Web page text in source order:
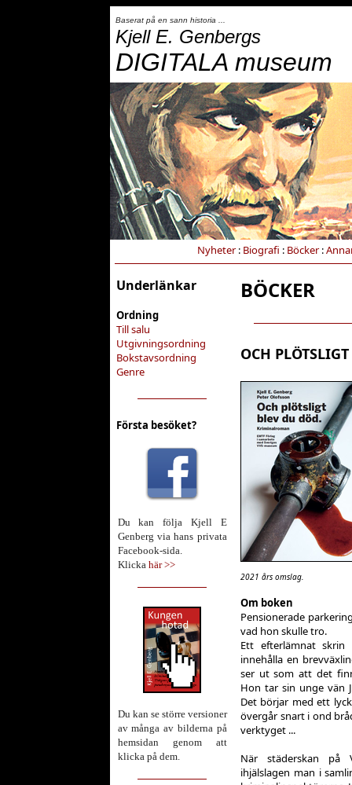
Baserat på en sann historia ...
Kjell E. Genbergs
DIGITALA museum
Nyheter: Biografi : Böcker:
Underlänkar
Ordning
Till salu
Utgivningsordning
Bokstavsordning
Genre
Första besöket?
Du kan följa Kjell E
Genberg via hans privata
Facebook-sida.
Klicka här >>
Du kan se större versioner
av många av bilderna på
hemsidan genom att
klicka på dem.
BÖCKER
OCH
2021 års omslag.
Om boken
Pensionerade
vad hon skulle tro.
Ett efterlämnat
innehålla en
ser ut som att det
Hon tar sin unge vän
Det börjar med ett
övergår snart i ond
verktyget ...
När städerskan på
ihjälslagen man i